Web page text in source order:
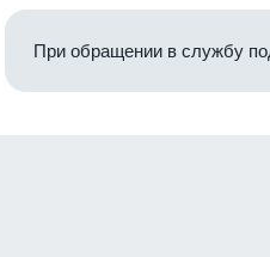
При обращении в службу